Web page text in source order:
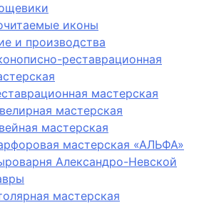
иконы
и производства
реставрационная
мастерская
мастерская
мастерская
мастерская «АЛЬФА»
Александро-Невской
мастерская